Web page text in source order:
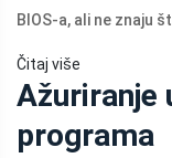
BIOS-a, ali ne znaju
Čitaj više
Ažuriranje
programa